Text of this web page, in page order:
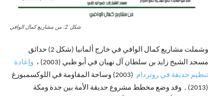
شكل 2: من مشاريع كمال الوافي
وشملت مشاريع كمال الوافي في خارج ألمانيا (شكل 2) حدائق
مسجد الشيخ زايد بن سلطان آل نهيان في أبو ظبي (2003) ،
وإعادة
تنظيم حديقة في روتردام
(2003) وساحة المقاومة في اللوكسمبورغ
(2013) . وقد وضع مخطط مشروع حديقة الأمة بين جدة ومكة